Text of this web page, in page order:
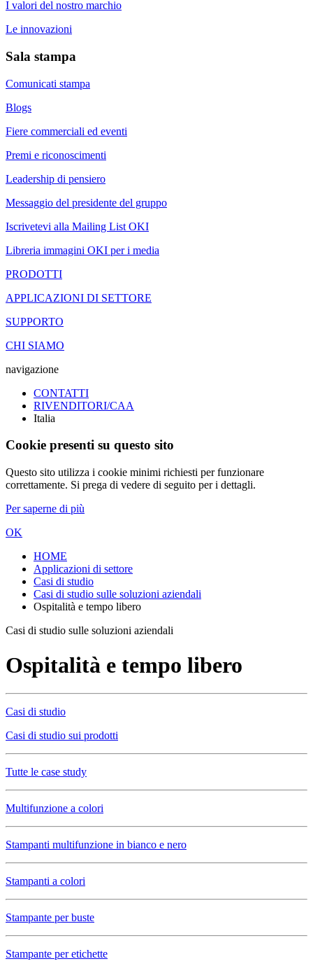
I valori del nostro marchio
Le innovazioni
Sala stampa
Comunicati stampa
Blogs
Fiere commerciali ed eventi
Premi e riconoscimenti
Leadership di pensiero
Messaggio del presidente del gruppo
Iscrivetevi alla Mailing List OKI
Libreria immagini OKI per i media
PRODOTTI
APPLICAZIONI DI SETTORE
SUPPORTO
CHI SIAMO
navigazione
CONTATTI
RIVENDITORI/CAA
Italia
Cookie presenti su questo sito
Questo sito utilizza i cookie minimi richiesti per funzionare
correttamente. Si prega di vedere di seguito per i dettagli.
Per saperne di più
OK
HOME
Applicazioni di settore
Casi di studio
Casi di studio sulle soluzioni aziendali
Ospitalità e tempo libero
Casi di studio sulle soluzioni aziendali
Ospitalità e tempo libero
Casi di studio
Casi di studio sui prodotti
Tutte le case study
Multifunzione a colori
Stampanti multifunzione in bianco e nero
Stampanti a colori
Stampante per buste
Stampante per etichette